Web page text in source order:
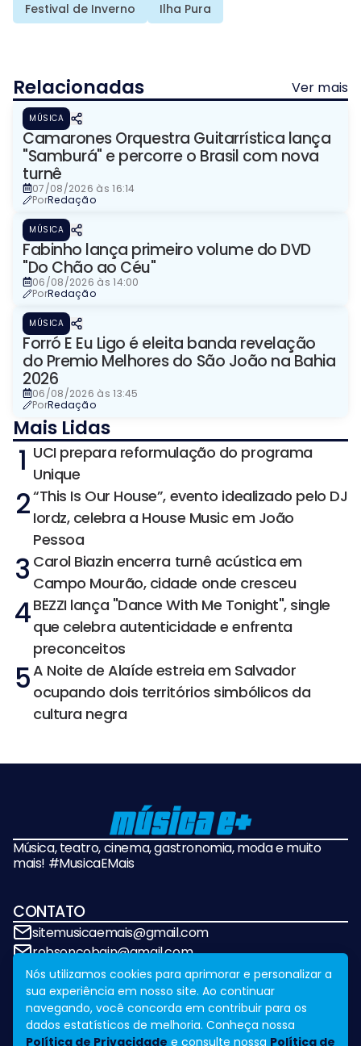
Festival de Inverno Ilha Pura
Relacionadas Ver mais
MÚSICA
Camarones Orquestra Guitarrística lança
"Samburá" e percorre o Brasil com nova
turnê
07/08/2026 às 16:14
PorRedação
MÚSICA
Fabinho lança primeiro volume do DVD
"Do Chão ao Céu"
06/08/2026 às 14:00
PorRedação
MÚSICA
Forró E Eu Ligo é eleita banda revelação
do Premio Melhores do São João na Bahia
2026
06/08/2026 às 13:45
PorRedação
Mais Lidas
1 UCI prepara reformulação do programa
Unique
2“This Is Our House”, evento idealizado pelo DJ
Iordz, celebra a House Music em João
Pessoa
3 Carol Biazin encerra turnê acústica em
Campo Mourão, cidade onde cresceu
4BEZZI lança "Dance With Me Tonight", single
que celebra autenticidade e enfrenta
preconceitos
5A Noite de Alaíde estreia em Salvador
ocupando dois territórios simbólicos da
cultura negra
Música, teatro, cinema, gastronomia, moda e muito
mais! #MusicaEMais
CONTATO
sitemusicaemais@gmail.com
robsoncobain@gmail.com
REDES SOCIAIS
Nós utilizamos cookies para aprimorar e personalizar a
sua experiência em nosso site. Ao continuar
navegando, você concorda em contribuir para os
dados estatísticos de melhoria. Conheça nossa
Política de Privacidade e consulte nossa Política de